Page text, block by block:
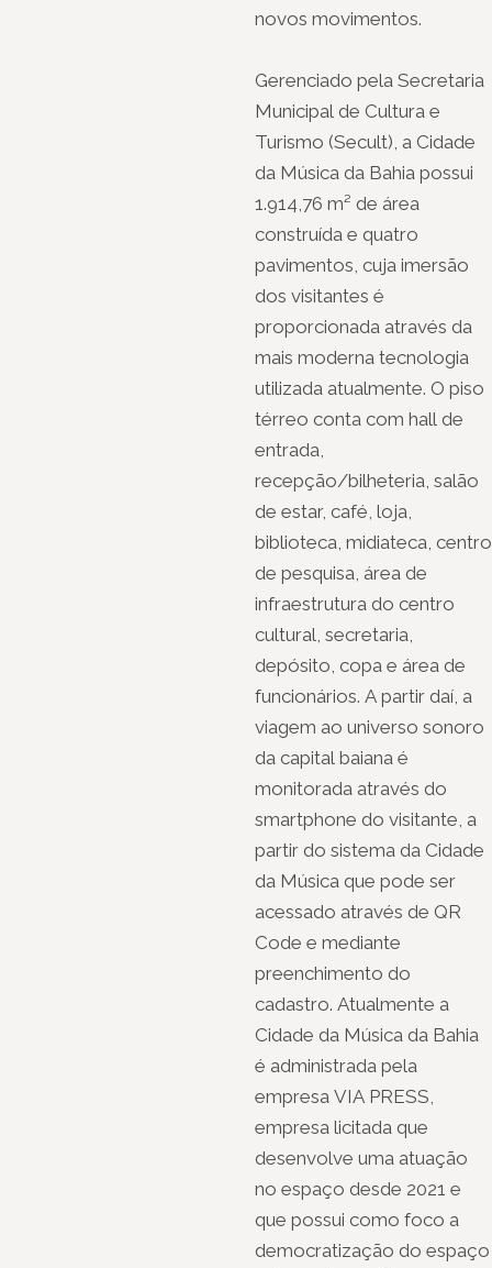
novos movimentos.
Gerenciado pela Secretaria
Municipal de Cultura e
Turismo (Secult), a Cidade
da Música da Bahia possui
1.914,76 m² de área
construída e quatro
pavimentos, cuja imersão
dos visitantes é
proporcionada através da
mais moderna tecnologia
utilizada atualmente. O piso
térreo conta com hall de
entrada,
recepção/bilheteria, salão
de estar, café, loja,
biblioteca, midiateca, centro
de pesquisa, área de
infraestrutura do centro
cultural, secretaria,
depósito, copa e área de
funcionários. A partir daí, a
viagem ao universo sonoro
da capital baiana é
monitorada através do
smartphone do visitante, a
partir do sistema da Cidade
da Música que pode ser
acessado através de QR
Code e mediante
preenchimento do
cadastro. Atualmente a
Cidade da Música da Bahia
é administrada pela
empresa VIA PRESS,
empresa licitada que
desenvolve uma atuação
no espaço desde 2021 e
que possui como foco a
democratização do espaço